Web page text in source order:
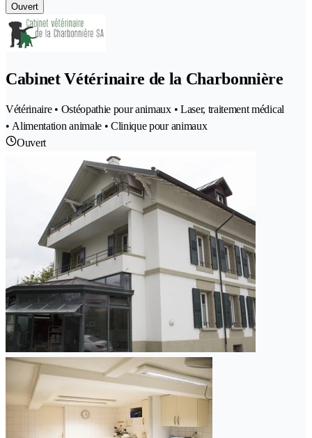
Ouvert
Cabinet Vétérinaire de la Charbonnière
Vétérinaire • Ostéopathie pour animaux • Laser, traitement médical
• Alimentation animale • Clinique pour animaux
Ouvert